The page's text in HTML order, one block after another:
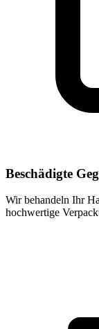
Beschädigte
Wir behandeln Ihr
hochwertige